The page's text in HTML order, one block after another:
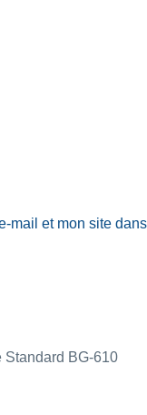
mail et mon site